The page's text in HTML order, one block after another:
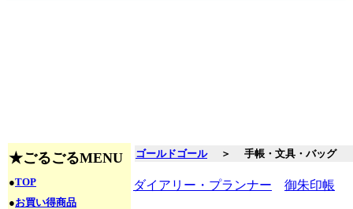
★ごるごるMENU
●TOP
●お買い得商品
ゴールドゴール ＞ 手帳・文具・バッグ
ダイアリー・プランナー 御朱印帳